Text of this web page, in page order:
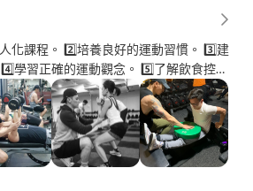
的運動習慣。 3️⃣建
的運動觀念。 5️⃣了解飲食控制
強度。 7️⃣提升心肺適能與基礎代謝